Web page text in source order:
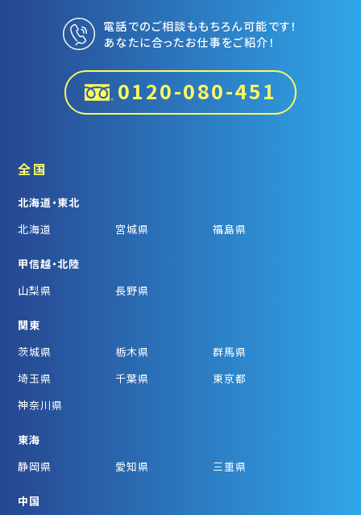
電話でのご相談ももちろん可能です！
あなたに合ったお仕事をご紹介！
0120-080-451
全国
北海道・東北
北海道
宮城県 福島県
甲信越・北陸
山梨県
長野県
関東
茨城県
栃木県
群馬県
埼玉県
千葉県
東京都
神奈川県
東海
静岡県
愛知県 三重県
中国